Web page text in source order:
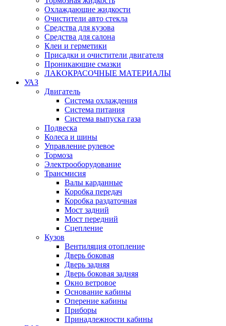
Охлаждающие жидкости
Очистители авто стекла
Средства для кузова
Средства для салона
Клеи и герметики
Присадки и очистители двигателя
Проникающие смазки
ЛАКОКРАСОЧНЫЕ МАТЕРИАЛЫ
УАЗ
Двигатель
Система охлаждения
Система питания
Система выпуска газа
Подвеска
Колеса и шины
Управление рулевое
Тормоза
Электрооборудование
Трансмисия
Валы карданные
Коробка передач
Коробка раздаточная
Мост задний
Мост передний
Сцепление
Кузов
Вентиляция отопление
Дверь боковая
Дверь задняя
Дверь боковая задняя
Окно ветровое
Основание кабины
Оперение кабины
Приборы
Принадлежности кабины